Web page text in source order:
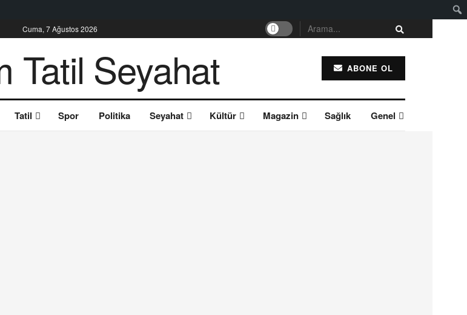
Cuma, 7 Ağustos 2026
ABONE OL
Tatil Spor Politika Seyahat Kültür Magazin Sağlık Genel